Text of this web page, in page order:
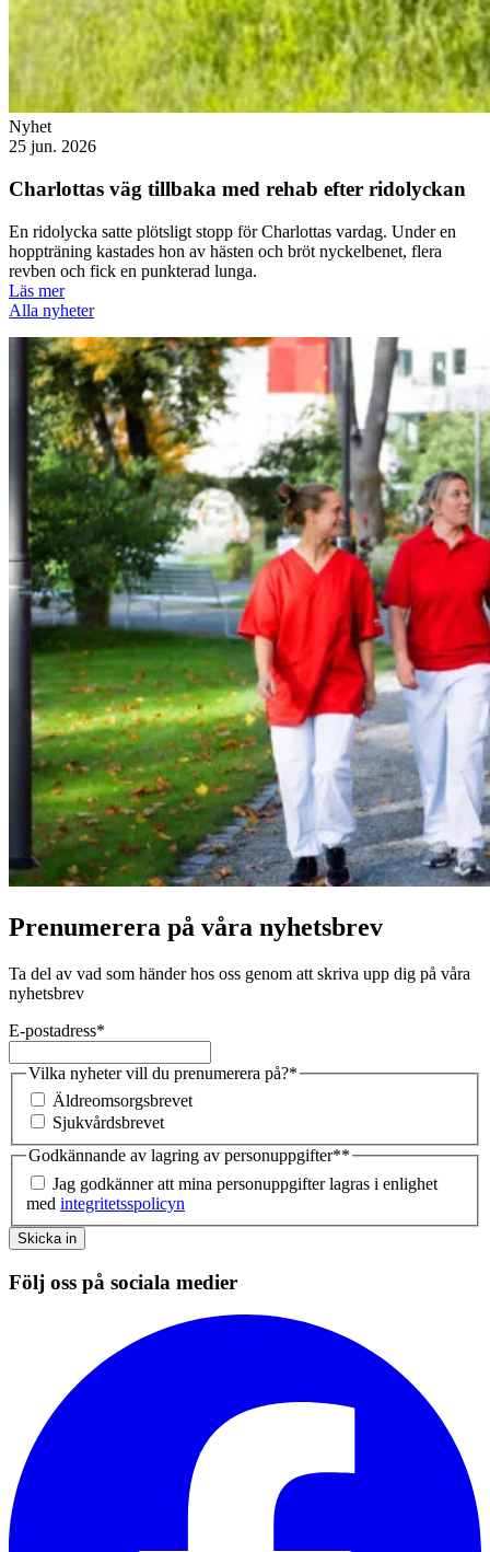
Nyhet
25 jun. 2026
Charlottas väg tillbaka med rehab efter ridolyckan
En ridolycka satte plötsligt stopp för Charlottas vardag. Under en
hoppträning kastades hon av hästen och bröt nyckelbenet, flera
revben och fick en punkterad lunga.
Läs mer
Alla nyheter
Prenumerera på våra nyhetsbrev
Ta del av vad som händer hos oss genom att skriva upp dig på våra
nyhetsbrev
E-postadress*
Vilka nyheter vill du prenumerera på?*
Äldreomsorgsbrevet
Sjukvårdsbrevet
Godkännande av lagring av personuppgifter**
Jag godkänner att mina personuppgifter lagras i enlighet
med integritetsspolicyn
Skicka in
Följ oss på sociala medier